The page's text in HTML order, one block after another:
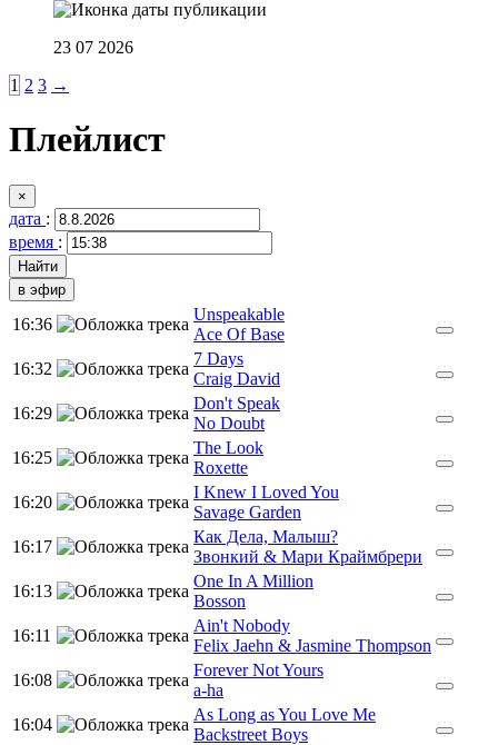
23 07 2026
1 2 3 →
Плейлист
×
дата :
время :
в эфир
16:36
Unspeakable
Ace Of Base
16:32
7 Days
Craig David
16:29
Don't Speak
No Doubt
16:25
The Look
Roxette
16:20
I Knew I Loved You
Savage Garden
16:17
Как Дела, Малыш?
Звонкий & Мари Краймбрери
16:13
One In A Million
Bosson
16:11
Ain't Nobody
Felix Jaehn & Jasmine Thompson
16:08
Forever Not Yours
a-ha
16:04
As Long as You Love Me
Backstreet Boys